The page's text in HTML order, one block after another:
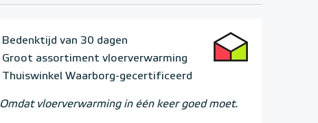
Bedenktijd van 30 dagen
Groot assortiment vloerverwarming
Thuiswinkel Waarborg-gecertificeerd
Omdat vloerverwarming in één keer goed moet.